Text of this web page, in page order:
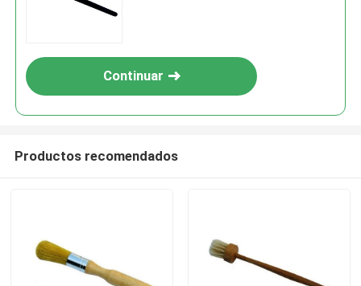
Continuar
Productos recomendados